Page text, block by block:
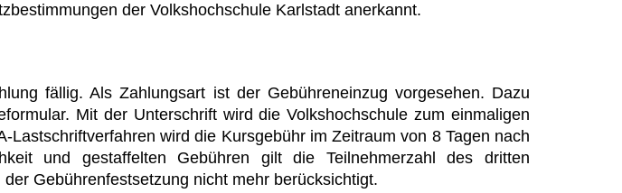
der Volkshochschule Karlstadt anerkannt.
fällig. Als Zahlungsart ist der Gebühreneinzug vorgesehen. Dazu
Mit der Unterschrift wird die Volkshochschule zum einmaligen
wird die Kursgebühr im Zeitraum von 8 Tagen nach
und gestaffelten Gebühren gilt die Teilnehmerzahl des dritten
Gebührenfestsetzung nicht mehr berücksichtigt.